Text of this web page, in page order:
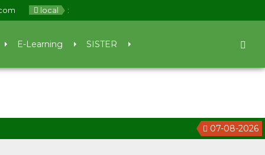
local :
E-Learning SISTER
07-08-2026